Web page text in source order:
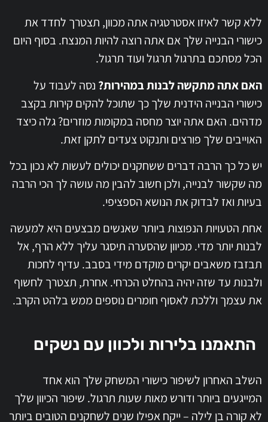
ללא קשר לאיזו אסטרטגיה אתה מכוון, תצטרך לחדד את
כישורי הבנייה שלך אם אתה רוצה להיות המנצח. בסוף היום
הכל מסתכם בתרגול תרגול ועוד תרגול.
האם אתה מתקשה לבנות במהירות? נסה לעבוד על
כישורי הבנייה הידנית שלך כך שתוכל להקים קירות בקצב
מדהים. האם אתה יוצר מחסה במקומות מוזרים? גלה כיצד
האוייבים שלך פורצים ותנקוט צעדים לתקן זאת.
יש כל כך הרבה דברים ששחקנים יכולים לעשות לא נכון בכל
מה שקשור לבנייה, ולכן חשוב להבין מה עושה לך הכי הרבה
בעיות ואז לבדוק את הנושא הספציפי.
אחת הטעויות הנפוצות ביותר שאנשים מבצעים היא למעשה
לבנות יותר מדי. מכיוון שהסערה תיסגר עליך ללא הרף, אל
תבזבז משאבים יקרים מוקדם מידי בסבב. עדיף לחכות
ולבנות עד שזה יהיה בהחלט הכרחי. אחרת, תצטרך לחשוף
את עצמך וללכת לאסוף חומרים נוספים ממש בלהט הקרב.
התאמנו בלירות ולכוון עם נשקים
השלב האחרון לשיפור כישורי המשחק שלך הוא אחד
המייגעים ביותר ודורש מאות שעות תרגול. שיפור הכיוון שלך
לא קורה בן לילה – ייקח אפילו שנים לשחקנים הטובים ביותר